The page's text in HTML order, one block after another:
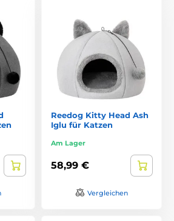
Reedog Kitty Head Ash
Iglu für Katzen
Am Lager
58,99 €
Vergleichen